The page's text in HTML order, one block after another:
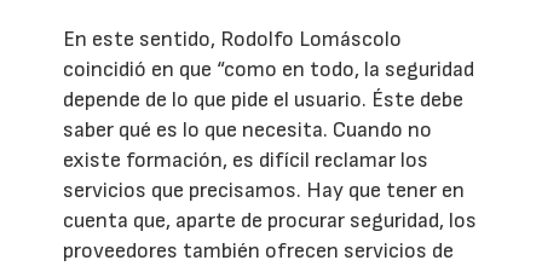
En este sentido, Rodolfo Lomáscolo
coincidió en que “como en todo, la seguridad
depende de lo que pide el usuario. Éste debe
saber qué es lo que necesita. Cuando no
existe formación, es difícil reclamar los
servicios que precisamos. Hay que tener en
cuenta que, aparte de procurar seguridad, los
proveedores también ofrecen servicios de